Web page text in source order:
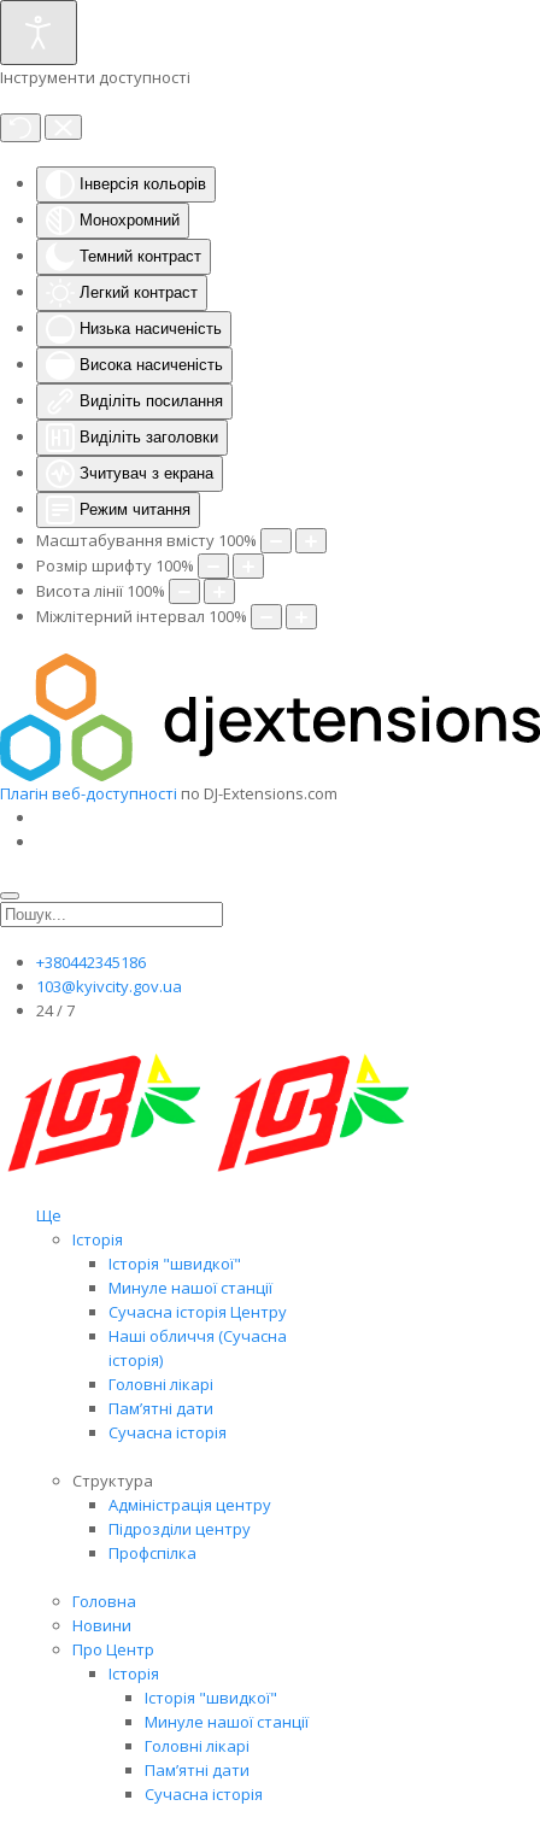
Інструменти доступності
Інверсія кольорів
Монохромний
Темний контраст
Легкий контраст
Низька насиченість
Висока насиченість
Виділіть посилання
Виділіть заголовки
Зчитувач з екрана
Режим читання
Масштабування вмісту 100%
Розмір шрифту 100%
Висота лінії 100%
Міжлітерний інтервал 100%
Плагін веб-доступності по DJ-Extensions.com
+380442345186
103@kyivcity.gov.ua
24 / 7
Ще
Історія
Історія "швидкої"
Минуле нашої станції
Сучасна історія Центру
Наші обличчя (Сучасна
історія)
Головні лікарі
Пам’ятні дати
Сучасна історія
Структура
Адміністрація центру
Підрозділи центру
Профспілка
Головна
Новини
Про Центр
Історія
Історія "швидкої"
Минуле нашої станції
Головні лікарі
Пам’ятні дати
Сучасна історія